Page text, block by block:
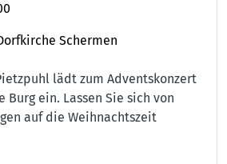
Schermen
lädt zum Adventskonzert
Burg ein. Lassen Sie sich von
auf die Weihnachtszeit